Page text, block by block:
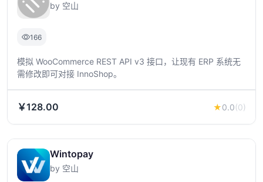
by 空山
166
模拟 WooCommerce REST API v3 接口，让现有 ERP 系统无
需修改即可对接 InnoShop。
￥128.00 ★0.0(0)
Wintopay
by 空山